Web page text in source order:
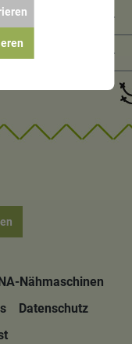
Nähmaschinen
Datenschutz